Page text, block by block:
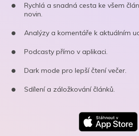
Rychlá a snadná cesta ke všem
novin.
Analýzy a komentáře k aktuálním
Podcasty přímo v aplikaci.
Dark mode pro lepší čtení večer.
Sdílení a záložkování článků.